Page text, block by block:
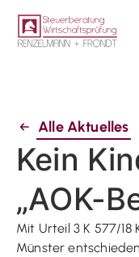
Alle Aktuelles
Kein
„AOK-
Mit Urteil 3 K 577/18
Münster